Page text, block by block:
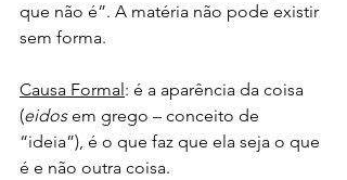
que não é”. A matéria não pode existir
sem forma.
Causa Formal: é a aparência da coisa
(eidos em grego – conceito de
“ideia”), é o que faz que ela seja o que
é e não outra coisa.